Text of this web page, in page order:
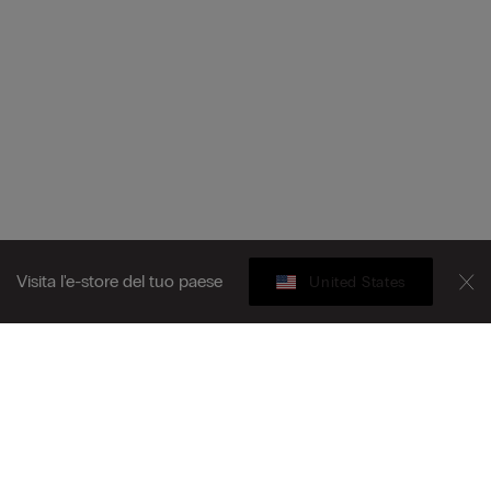
Visita l'e-store del tuo paese United States